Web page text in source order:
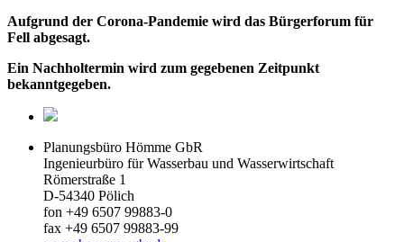
Aufgrund der Corona-Pandemie wird das Bürgerforum für
Fell abgesagt.
Ein Nachholtermin wird zum gegebenen Zeitpunkt
bekanntgegeben.
Planungsbüro Hömme GbR
Ingenieurbüro für Wasserbau und Wasserwirtschaft
Römerstraße 1
D-54340 Pölich
fon +49 6507 99883-0
fax +49 6507 99883-99